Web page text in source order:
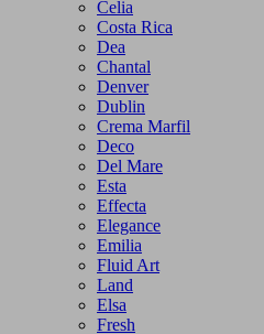
Celia
Costa Rica
Dea
Chantal
Denver
Dublin
Crema Marfil
Deco
Del Mare
Esta
Effecta
Elegance
Emilia
Fluid Art
Land
Elsa
Fresh